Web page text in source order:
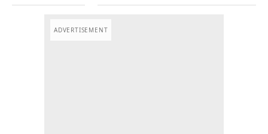
ADVERTISEMENT